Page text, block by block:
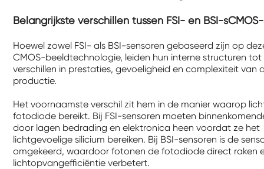
Belangrijkste verschillen tussen FSI- en BSI-
Hoewel zowel FSI- als BSI-sensoren gebaseerd zijn op
CMOS-beeldtechnologie, leiden hun interne structuren
verschillen in prestaties, gevoeligheid en complexiteit van
productie.
Het voornaamste verschil zit hem in de manier waarop
fotodiode bereikt. Bij FSI-sensoren moeten
door lagen bedrading en elektronica heen voordat ze het
lichtgevoelige silicium bereiken. Bij BSI-sensoren is de
omgekeerd, waardoor fotonen de fotodiode direct raken
lichtopvangefficiëntie verbetert.